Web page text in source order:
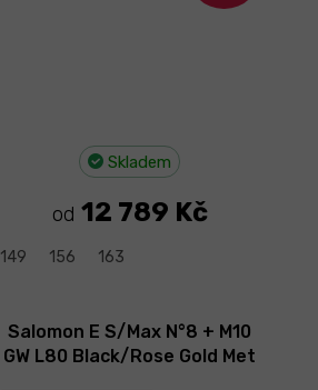
Skladem
od 12 789 Kč
149 156 163
Salomon E S/Max N°8 + M10
GW L80 Black/Rose Gold Met